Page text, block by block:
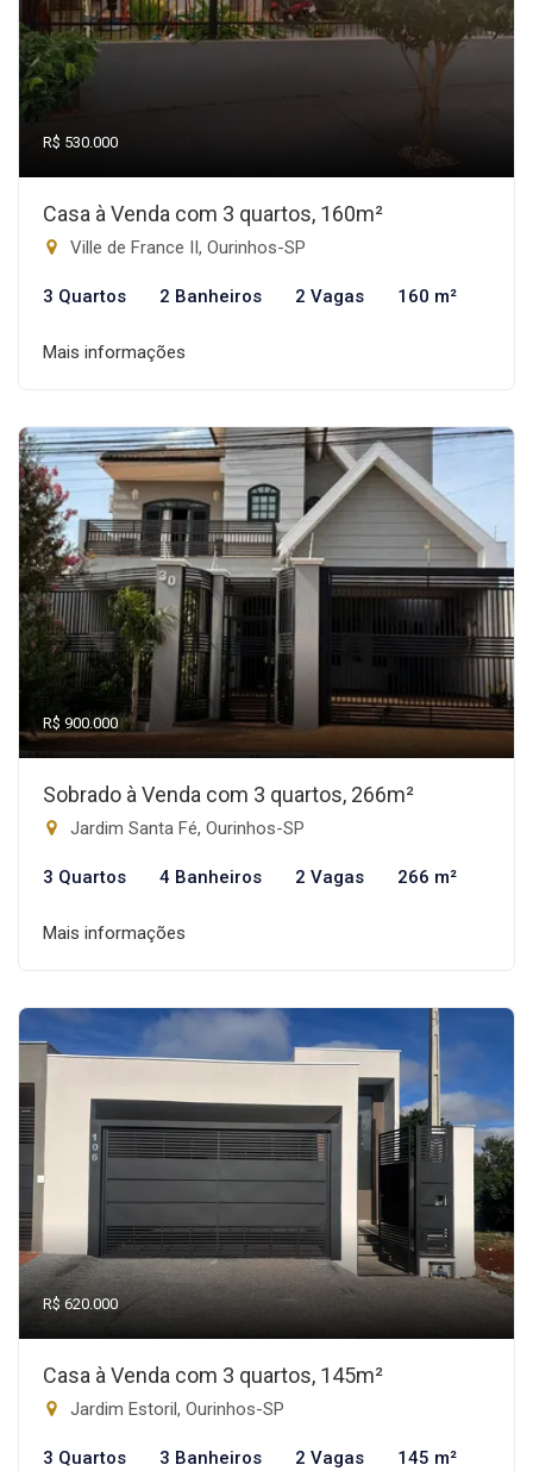
R$ 530.000
Casa à Venda com 3 quartos, 160m²
Ville de France II, Ourinhos-SP
3 Quartos 2 Banheiros 2 Vagas 160 m²
Mais informações
R$ 900.000
Sobrado à Venda com 3 quartos, 266m²
Jardim Santa Fé, Ourinhos-SP
3 Quartos 4 Banheiros 2 Vagas 266 m²
Mais informações
R$ 620.000
Casa à Venda com 3 quartos, 145m²
Jardim Estoril, Ourinhos-SP
3 Quartos 3 Banheiros 2 Vagas 145 m²